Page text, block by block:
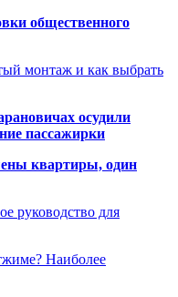
общественного
монтаж и как выбрать
осудили
пассажирки
квартиры, один
руководство для
Наиболее